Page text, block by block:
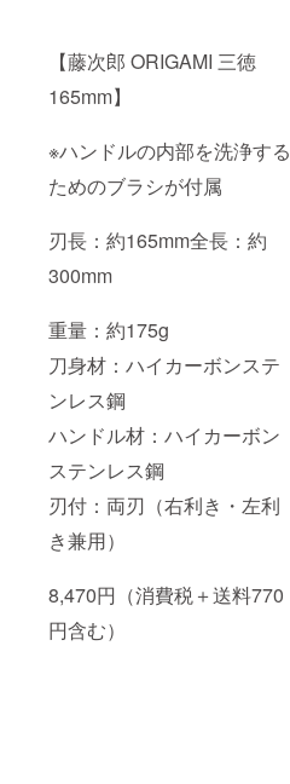
【藤次郎 ORIGAMI 三徳
165mm】
※ハンドルの内部を洗浄する
ためのブラシが付属
刃長：約165mm全長：約
300mm
重量：約175g
刀身材：ハイカーボンステ
ンレス鋼
ハンドル材：ハイカーボン
ステンレス鋼
刃付：両刃（右利き・左利
き兼用）
8,470円（消費税＋送料770
円含む）